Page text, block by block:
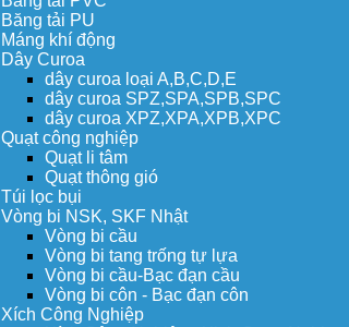
Băng tải PU
Máng khí động
Dây Curoa
dây curoa loại A,B,C,D,E
dây curoa SPZ,SPA,SPB,SPC
dây curoa XPZ,XPA,XPB,XPC
Quạt công nghiệp
Quạt li tâm
Quạt thông gió
Túi lọc bụi
Vòng bi NSK, SKF Nhật
Vòng bi cầu
Vòng bi tang trống tự lựa
Vòng bi cầu-Bạc đạn cầu
Vòng bi côn - Bạc đạn côn
Xích Công Nghiệp